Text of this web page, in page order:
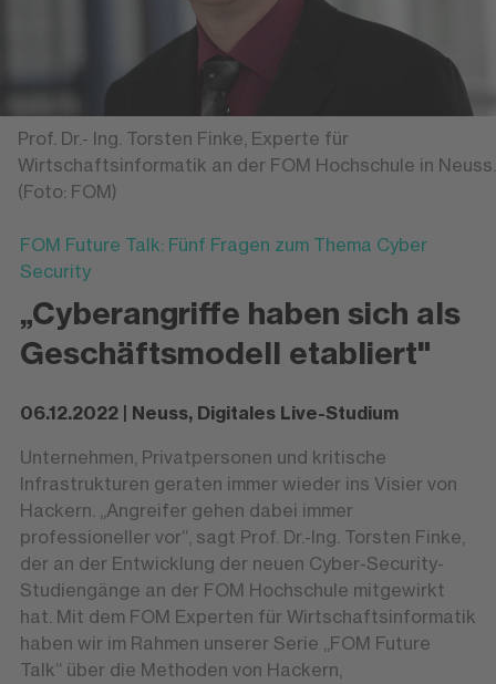
Prof. Dr.- Ing. Torsten Finke, Experte für
Wirtschaftsinformatik an der FOM Hochschule in Neuss.
(Foto: FOM)
FOM Future Talk: Fünf Fragen zum Thema Cyber
Security
„Cyberangriffe haben sich als
Geschäftsmodell etabliert"
06.12.2022 | Neuss, Digitales Live-Studium
Unternehmen, Privatpersonen und kritische
Infrastrukturen geraten immer wieder ins Visier von
Hackern. „Angreifer gehen dabei immer
professioneller vor“, sagt Prof. Dr.-Ing. Torsten Finke,
der an der Entwicklung der neuen Cyber-Security-
Studiengänge an der FOM Hochschule mitgewirkt
hat. Mit dem FOM Experten für Wirtschaftsinformatik
haben wir im Rahmen unserer Serie „FOM Future
Talk“ über die Methoden von Hackern,